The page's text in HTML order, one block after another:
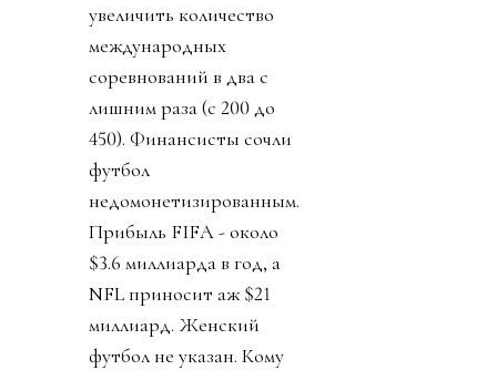
увеличить количество
международных
соревнований в два с
лишним раза (с 200 до
450). Финансисты сочли
футбол
недомонетизированным.
Прибыль FIFA - около
$3.6 миллиарда в год, а
NFL приносит аж $21
миллиард. Женский
футбол не указан. Кому